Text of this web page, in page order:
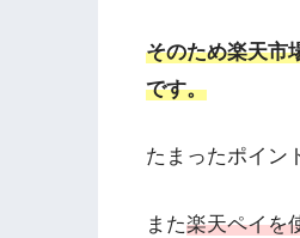
そのため楽天市
です。
たまったポイン
また楽天ペイを